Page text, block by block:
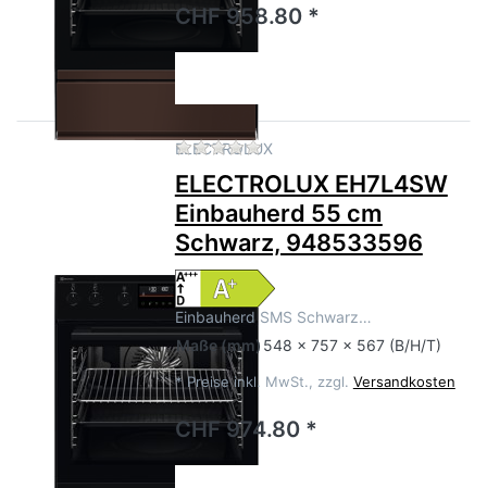
CHF 958.80 *
ELECTROLUXZu diesem Produkt liegen
ELECTROLUX EH7L4SW
Einbauherd 55 cm
Schwarz, 948533596
Einbauherd SMS Schwarz…
Maße(mm) 548 x 757 x 567 (B/H/T)
* Preise inkl. MwSt., zzgl. Versandkosten
CHF 974.80 *